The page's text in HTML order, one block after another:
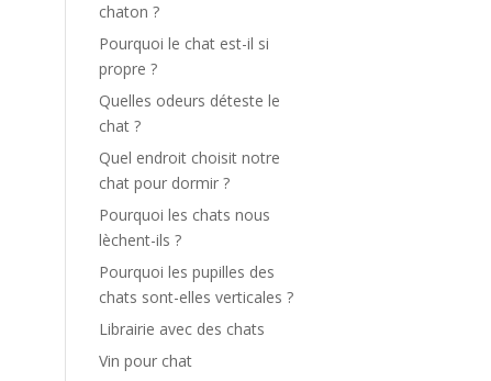
chaton ?
Pourquoi le chat est-il si
propre ?
Quelles odeurs déteste le
chat ?
Quel endroit choisit notre
chat pour dormir ?
Pourquoi les chats nous
lèchent-ils ?
Pourquoi les pupilles des
chats sont-elles verticales ?
Librairie avec des chats
Vin pour chat